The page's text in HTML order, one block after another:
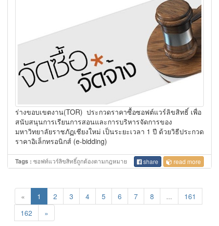
ร่างขอบเขตงาน(TOR) ประกวดราคาซื้อซอฟต์แวร์ลิขสิทธิ์ เพื่อ
สนับสนุนการเรียนการสอนและการบริหารจัดการของ
มหาวิทยาลัยราชภัฏเชียงใหม่ เป็นระยะเวลา 1 ปี ด้วยวิธีประกวด
ราคาอิเล็กทรอนิกส์ (e-bidding)
Tags : ซอฟท์แวร์ลิขสิทธิ์ถูกต้องตามกฎหมาย share read more
« 1 2 3 4 5 6 7 8 ...
161
162
»